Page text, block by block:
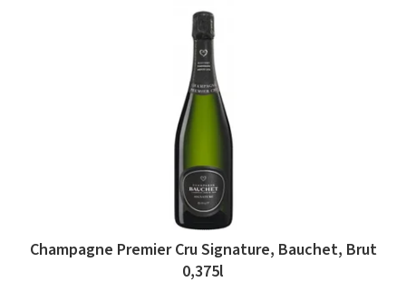
Champagne Premier Cru Signature, Bauchet, Brut
0,375l